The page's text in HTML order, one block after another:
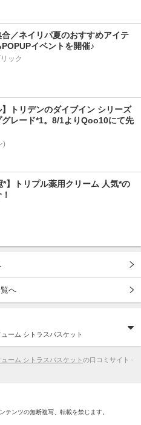
／ネイリパ夏のおすすめアイテ
イベントを開催♪
ック
】トリデンのダイブイン シリーズ
レード*1。8/1よりQoo10にて先
)
*】トリプル薬用クリーム 人気*の
へ
ーム シトラスバスケット
ーム シトラスバスケット の口コミサイト -
テンツの無断複写、転載を禁じます。